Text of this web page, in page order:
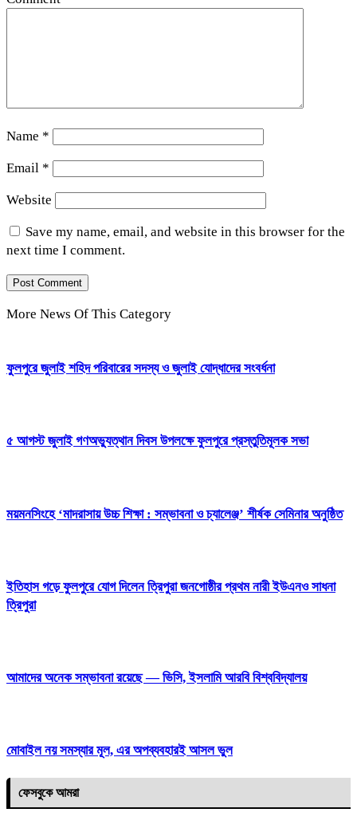
Name *
Email *
Website
Save my name, email, and website in this browser for the
next time I comment.
More News Of This Category
ফুলপুরে জুলাই শহিদ পরিবারের সদস্য ও জুলাই যোদ্ধাদের সংবর্ধনা
৫ আগস্ট জুলাই গণঅভ্যুত্থান দিবস উপলক্ষে ফুলপুরে প্রস্তুতিমূলক সভা
ময়মনসিংহে ‘মাদরাসায় উচ্চ শিক্ষা : সম্ভাবনা ও চ্যালেঞ্জ’ শীর্ষক সেমিনার অনুষ্ঠিত
ইতিহাস গড়ে ফুলপুরে যোগ দিলেন ত্রিপুরা জনগোষ্ঠীর প্রথম নারী ইউএনও সাধনা
ত্রিপুরা
আমাদের অনেক সম্ভাবনা রয়েছে — ভিসি, ইসলামি আরবি বিশ্ববিদ্যালয়
মোবাইল নয় সমস্যার মূল, এর অপব্যবহারই আসল ভুল
ফেসবুকে আমরা